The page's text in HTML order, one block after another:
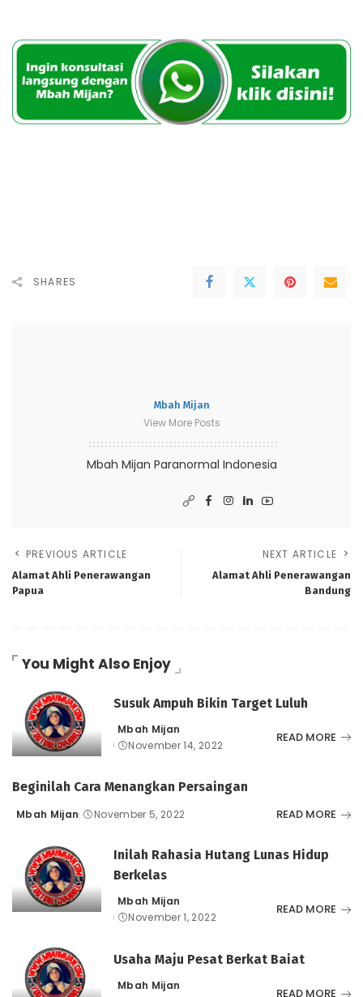
SHARES
Mbah Mijan
View More Posts
Mbah Mijan Paranormal Indonesia
PREVIOUS ARTICLE
Alamat Ahli Penerawangan
Papua
NEXT ARTICLE
Alamat Ahli Penerawangan
Bandung
You Might Also Enjoy
Susuk Ampuh Bikin Target Luluh
Posted
by
Mbah Mijan
November 14, 2022
READ MORE
Beginilah Cara Menangkan Persaingan
Posted
Mbah Mijan November 5, 2022 READ MORE
Inilah Rahasia Hutang Lunas Hidup
Berkelas
Posted
by
Mbah Mijan
November 1, 2022
READ MORE
Usaha Maju Pesat Berkat Baiat
Posted
Mbah Mijan
READ MORE